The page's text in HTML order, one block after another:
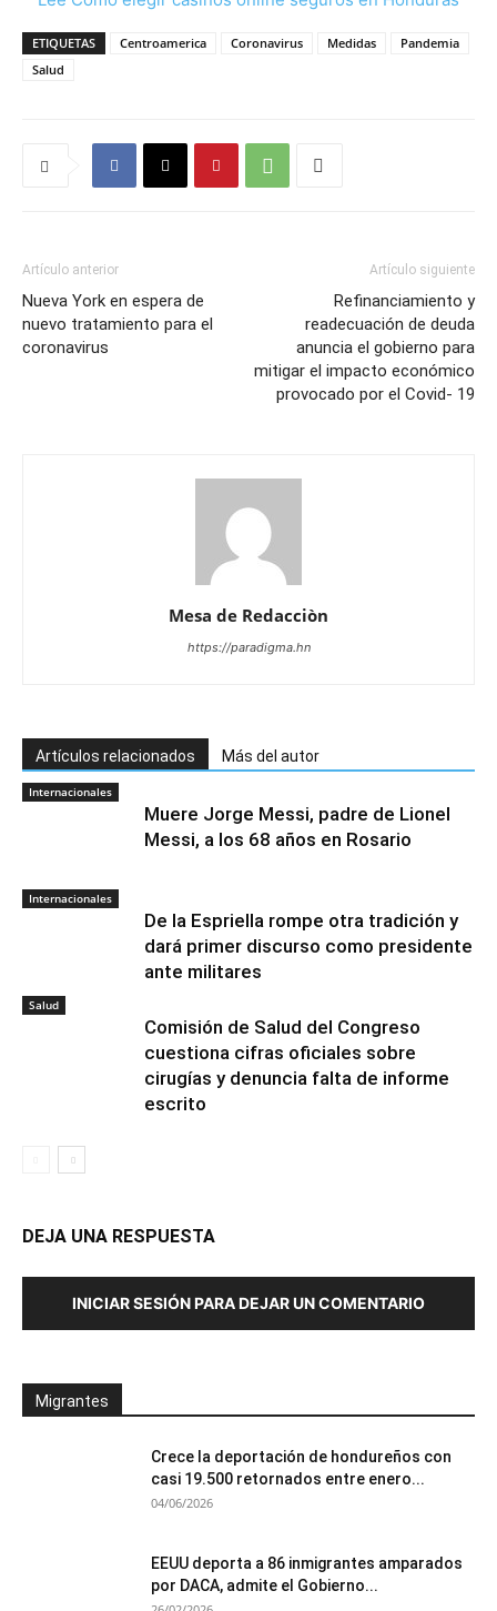
ETIQUETAS Centroamerica Coronavirus Medidas
Pandemia
Salud
Artículo anterior
Nueva York en espera de
nuevo tratamiento para el
coronavirus
Artículo siguiente
Refinanciamiento y
readecuación de deuda
anuncia el gobierno para
mitigar el impacto económico
provocado por el Covid- 19
Mesa de Redacciòn
https://paradigma.hn
Artículos relacionados Más del autor
Internacionales
Muere Jorge Messi, padre de Lionel
Messi, a los 68 años en Rosario
Internacionales
De la Espriella rompe otra tradición y
dará primer discurso como presidente
ante militares
Salud
Comisión de Salud del Congreso
cuestiona cifras oficiales sobre
cirugías y denuncia falta de informe
escrito
DEJA UNA RESPUESTA
INICIAR SESIÓN PARA DEJAR UN COMENTARIO
Migrantes
Crece la deportación de hondureños con
casi 19.500 retornados entre enero...
04/06/2026
EEUU deporta a 86 inmigrantes amparados
por DACA, admite el Gobierno...